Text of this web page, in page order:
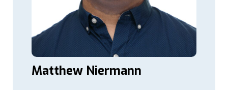
Matthew Niermann